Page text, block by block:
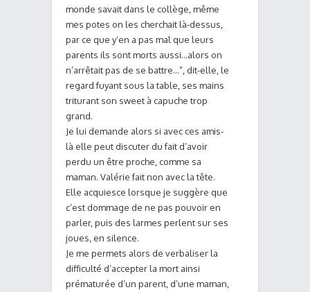
monde savait dans le collège, même
mes potes on les cherchait là-dessus,
par ce que y’en a pas mal que leurs
parents ils sont morts aussi…alors on
n’arrêtait pas de se battre…”, dit-elle, le
regard fuyant sous la table, ses mains
triturant son sweet à capuche trop
grand.
Je lui demande alors si avec ces amis-
là elle peut discuter du fait d’avoir
perdu un être proche, comme sa
maman. Valérie fait non avec la tête.
Elle acquiesce lorsque je suggère que
c’est dommage de ne pas pouvoir en
parler, puis des larmes perlent sur ses
joues, en silence.
Je me permets alors de verbaliser la
difficulté d’accepter la mort ainsi
prématurée d’un parent, d’une maman,